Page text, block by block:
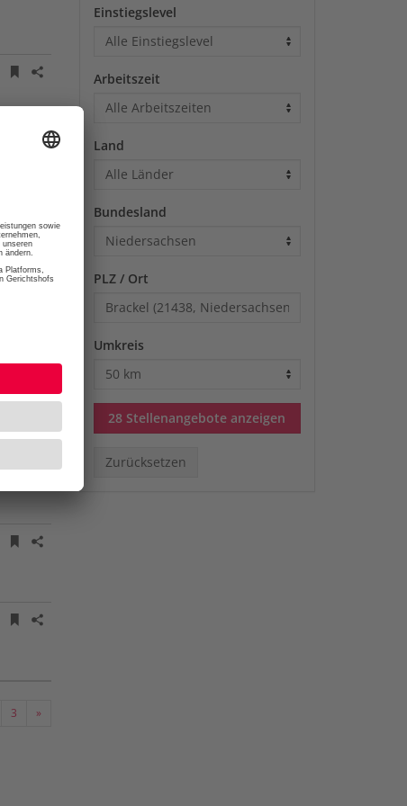
Einstiegslevel
Arbeitszeit
Land
Bundesland
PLZ / Ort
Umkreis
28 Stellenangeboteanzeigen
Zurücksetzen
Stellenanzeige merken
Stellenanzeige teilen
Stellenanzeige merken
Stellenanzeige teilen
Stellenanzeige merken
Stellenanzeige teilen
Stellenanzeige merken
Stellenanzeige teilen
Stellenanzeige merken
Stellenanzeige teilen
Stellenanzeige merken
Stellenanzeige teilen
Stellenanzeige merken
Stellenanzeige merken
3
Nächste